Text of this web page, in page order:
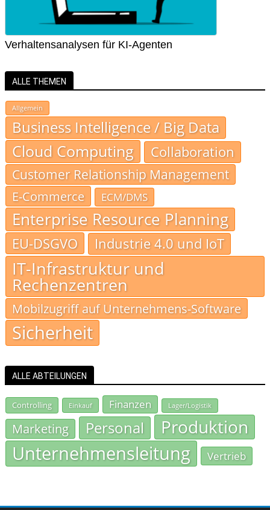
Verhaltensanalysen für KI-Agenten
ALLE THEMEN
Allgemein
Business Intelligence / Big Data
Cloud Computing Collaboration
Customer Relationship Management
E-Commerce
ECM/DMS
Enterprise Resource Planning
EU-DSGVO Industrie 4.0 und IoT
IT-Infrastruktur und
Rechenzentren
Mobilzugriff auf Unternehmens-Software
Sicherheit
ALLE ABTEILUNGEN
Controlling Einkauf Finanzen Lager/Logistik
Marketing Personal Produktion
Unternehmensleitung Vertrieb